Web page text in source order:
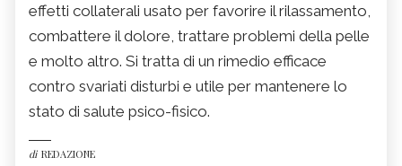
effetti collaterali usato per favorire il rilassamento,
combattere il dolore, trattare problemi della pelle
e molto altro. Si tratta di un rimedio efficace
contro svariati disturbi e utile per mantenere lo
stato di salute psico-fisico.
di REDAZIONE